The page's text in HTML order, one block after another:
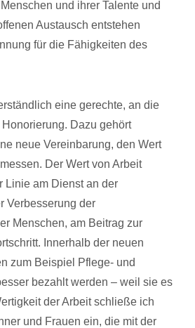
und ihrer Talente und
Austausch entstehen
für die Fähigkeiten des
eine gerechte, an die
Dazu gehört
neue Vereinbarung, den Wert
Der Wert von Arbeit
Linie am Dienst an der
Verbesserung der
Menschen, am Beitrag zur
Innerhalb der neuen
zum Beispiel Pflege- und
bezahlt werden – weil sie es
der Arbeit schließe ich
und Frauen ein, die mit der